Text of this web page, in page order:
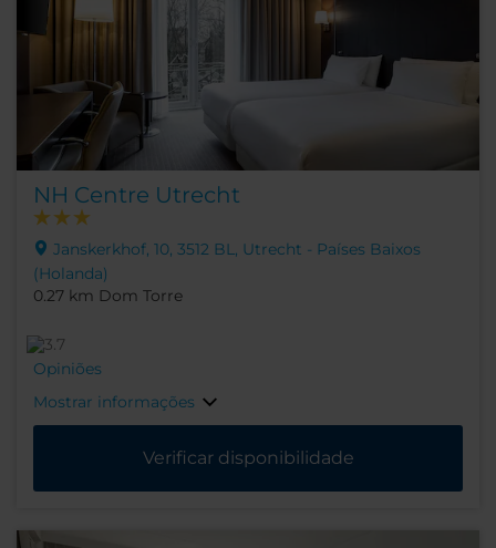
NH Centre Utrecht
Janskerkhof, 10, 3512 BL, Utrecht - Países Baixos
(Holanda)
0.27 km Dom Torre
Opiniões
Mostrar informações
Verificar disponibilidade